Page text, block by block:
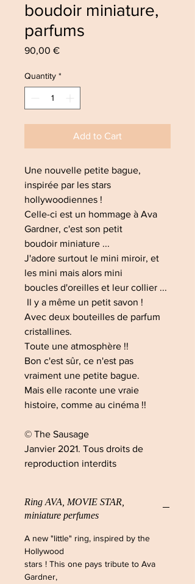
boudoir miniature,
parfums
90,00 €Price
Quantity *
Add to Cart
Une nouvelle petite bague,
inspirée par les stars
hollywoodiennes !
Celle-ci est un hommage à Ava
Gardner, c'est son petit
boudoir miniature ...
J'adore surtout le mini miroir, et
les mini mais alors mini
boucles d'oreilles et leur collier ...
Il y a même un petit savon !
Avec deux bouteilles de parfum
cristallines.
Toute une atmosphère !!
Bon c'est sûr, ce n'est pas
vraiment une petite bague.
Mais elle raconte une vraie
histoire, comme au cinéma !!
© The Sausage
Janvier 2021. Tous droits de
reproduction interdits
Ring AVA, MOVIE STAR,
miniature perfumes
A new "little" ring, inspired by the
Hollywood
stars ! This one pays tribute to Ava
Gardner,